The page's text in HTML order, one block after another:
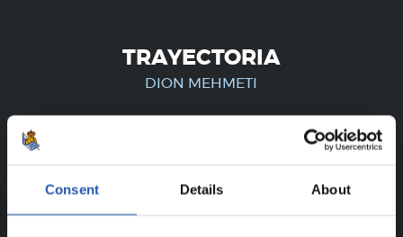
Consent Details About
TRAYECTORIA
DION MEHMETI
REGISTRADOS!